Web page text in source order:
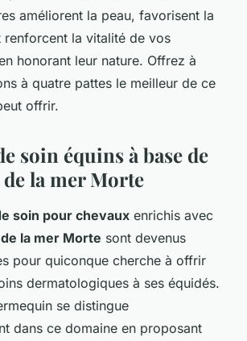
améliorent la peau, favorisent la
renforcent la vitalité de vos
honorant leur nature. Offrez à
à quatre pattes le meilleur de ce
offrir.
soin équins à base de
la mer Morte
soin pour chevaux enrichis avec
la mer Morte sont devenus
pour quiconque cherche à offrir
dermatologiques à ses équidés.
se distingue
dans ce domaine en proposant